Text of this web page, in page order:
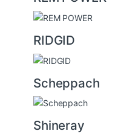
RIDGID
Scheppach
Shineray